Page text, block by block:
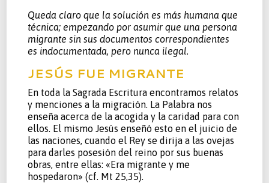
Queda claro que la solución es más humana que
técnica; empezando por asumir que una persona
migrante sin sus documentos correspondientes
es indocumentada, pero nunca ilegal.
JESÚS FUE MIGRANTE
En toda la Sagrada Escritura encontramos relatos
y menciones a la migración. La Palabra nos
enseña acerca de la acogida y la caridad para con
ellos. El mismo Jesús enseñó esto en el juicio de
las naciones, cuando el Rey se dirija a las ovejas
para darles posesión del reino por sus buenas
obras, entre ellas: «Era migrante y me
hospedaron» (cf. Mt 25,35).